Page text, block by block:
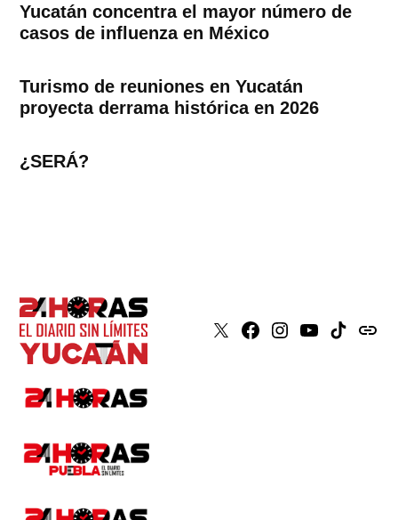
Yucatán concentra el mayor número de
casos de influenza en México
Turismo de reuniones en Yucatán
proyecta derrama histórica en 2026
¿SERÁ?
X Faceboook
Instagram
YoutubeTiktokissuu